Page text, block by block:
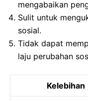
mengabaikan
Sulit untuk
sosial.
Tidak dapat
laju perubahan
Kelebihan